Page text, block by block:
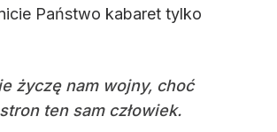
Państwo kabaret tylko
życzę nam wojny, choć
ten sam człowiek.